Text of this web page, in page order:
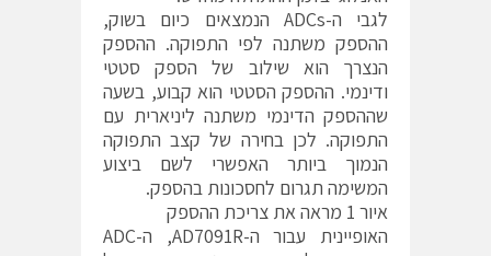
לגבי ה-ADCs הנמצאים כיום בשוק,
ההספק משתנה לפי התפוקה. ההספק
הנצרך הוא שילוב של הספק סטטי
ודינמי. ההספק הסטטי הוא קבוע, בשעה
שההספק הדינמי משתנה ליניארית עם
התפוקה. לכן בחירה של קצב התפוקה
הנמוך ביותר האפשרי לשם ביצוע
המשימה תגרום לחסכונות בהספק.
איור 1 מראה את צריכת ההספק
האופיינית עבור ה-AD7091R, ה-ADC